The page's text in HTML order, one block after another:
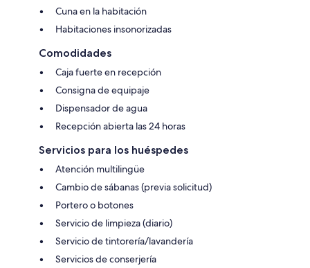
Cuna en la habitación
Habitaciones insonorizadas
Comodidades
Caja fuerte en recepción
Consigna de equipaje
Dispensador de agua
Recepción abierta las 24 horas
Servicios para los huéspedes
Atención multilingüe
Cambio de sábanas (previa solicitud)
Portero o botones
Servicio de limpieza (diario)
Servicio de tintorería/lavandería
Servicios de conserjería